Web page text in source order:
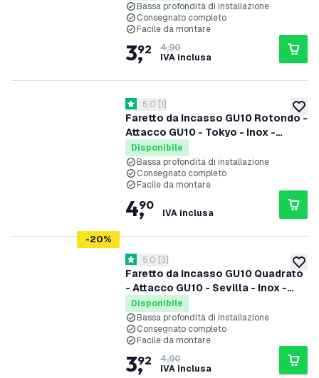
Bassa profondità di installazione
Consegnato completo
Facile da montare
3,
92
4,90
IVA inclusa
Faretto da Incasso GU10 Rotondo -
Attacco GU10 - Tokyo - Inox -
Ã¸92mm
apri il cassetto delle recensioni
5 stelle di valutazione
5.0 [1]
Disponibile
Bassa profondità di installazione
Consegnato completo
Facile da montare
4,
90
IVA inclusa
-20%
Faretto da Incasso GU10 Quadrato
- Attacco GU10 - Sevilla - Inox -
92mm
apri il cassetto delle recensioni
5 stelle di valutazione
5.0 [3]
Disponibile
Bassa profondità di installazione
Consegnato completo
Facile da montare
3,
92
4,90
IVA inclusa